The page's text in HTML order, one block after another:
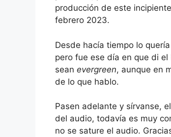
FEED RSS
producción de este
febrero 2023.
Desde hacía tiempo lo
pero fue ese día en que di
sean evergreen, aunque en
de lo que hablo.
Pasen adelante y sírvanse,
del audio, todavía es muy
no se sature el audio.